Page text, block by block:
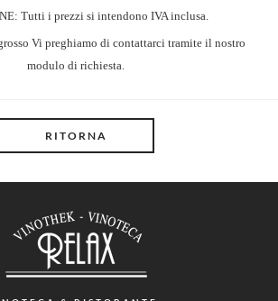
Tutti i prezzi si intendono IVA inclusa.
Vi preghiamo di contattarci tramite il nostro
modulo di richiesta.
RITORNA